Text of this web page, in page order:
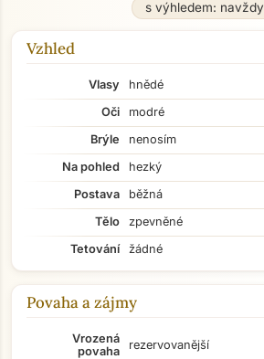
s výhledem: navždy
Vzhled
Vlasy
hnědé
Oči
modré
Brýle
nenosím
Na pohled
hezký
Postava
běžná
Tělo
zpevněné
Tetování
žádné
Povaha a zájmy
Vrozená
povaha
rezervovanější